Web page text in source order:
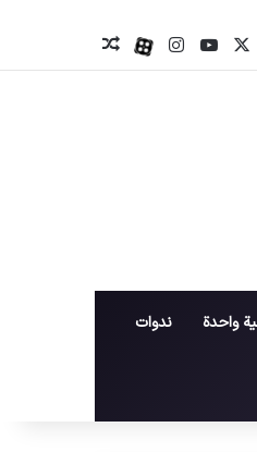
بوکیوتیوباینستاگرام
آپاراتنوشته تصادفی
واحدة ندوات